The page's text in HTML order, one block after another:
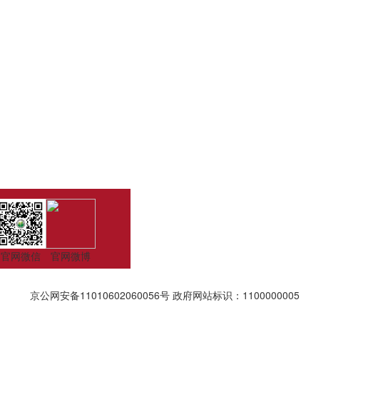
官网微信 官网微博
京公网安备11010602060056号 政府网站标识：1100000005